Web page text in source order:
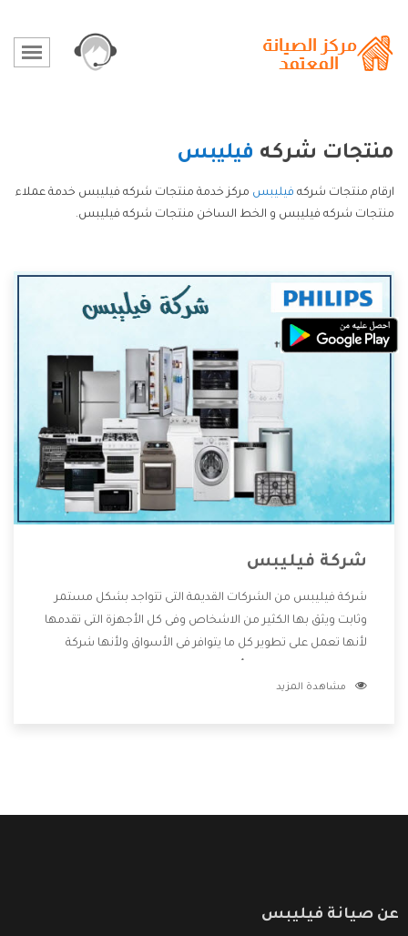
منتجات شركه فيليبس
ارقام منتجات شركه فيليبس مركز خدمة منتجات شركه فيليبس خدمة عملاء
منتجات شركه فيليبس و الخط الساخن منتجات شركه فيليبس.
شركة فيليبس
شركة فيليبس من الشركات القديمة التى تتواجد بشكل مستمر
وثابت ويثق بها الكثير من الاشخاص وفى كل الأجهزة التى تقدمها
لأنها تعمل على تطوير كل ما يتوافر فى الأسواق ولأنها شركة
وتقدم للعملاء أقوى العروض والخصومات التى تسهل على
مشاهدة المزيد
عن صيانة فيليبس